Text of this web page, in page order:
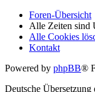
Foren-Übersicht
Alle Zeiten sind
Alle Cookies
Kontakt
Powered by phpBB®
Deutsche Übersetzung